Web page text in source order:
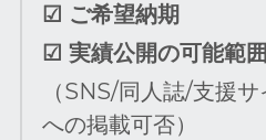
☑ ご希望納期
☑ 実績公開の可能範囲
（SNS/同人誌/支援
への掲載可否）